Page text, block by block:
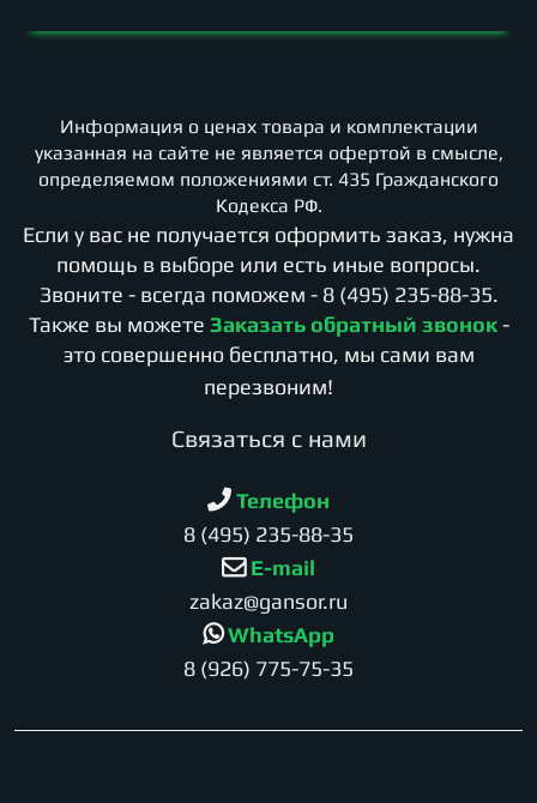
Информация о ценах товара и комплектации
указанная на сайте не является офертой в смысле,
определяемом положениями ст. 435 Гражданского
Кодекса РФ.
Если у вас не получается оформить заказ, нужна
помощь в выборе или есть иные вопросы.
Звоните - всегда поможем - 8 (495) 235-88-35.
Также вы можете Заказать обратный звонок -
это совершенно бесплатно, мы сами вам
перезвоним!
Cвязаться с нами
Телефон
8 (495) 235-88-35
E-mail
zakaz@gansor.ru
WhatsApp
8 (926) 775-75-35